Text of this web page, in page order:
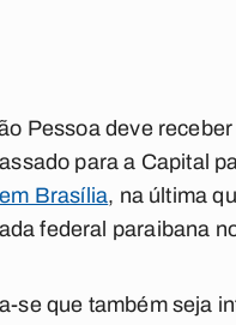
Pessoa deve
para a Capital
Brasília, na última
federal paraibana
se que também seja